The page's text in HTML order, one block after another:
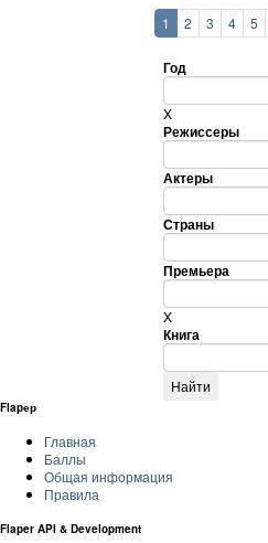
1 2 3 4 5
Год
X
Режиссеры
Актеры
Страны
Премьера
X
Книга
Flapер
Главная
Баллы
Общая информация
Правила
Flaper API & Development